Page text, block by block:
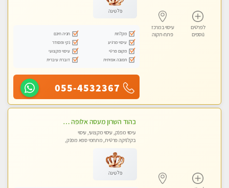
לפרטים
נוספים
עיסוי במרכז
פתח-תקוה
פלטינה
מקלחת
חניה חינם
עיסוי מרגיע
נקי ומסודר
מקום פרטי
עיסוי מקצועי
תמונה אמיתית
דוברת עיברית
055-4532367
בהוד השרון מעסה אלופה כל סוגי העיסויים מעסה מקצועית ואיכותית פרטי!!!
עיסוי מפנק, עיסוי מקצועי, עיסוי
בקלניקה פרטית, מתחמי ספא מפנק,
פלטינה